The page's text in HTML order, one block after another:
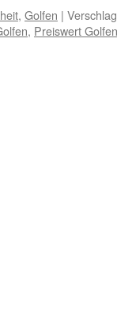
, Golfen |
, Preiswert Golfen